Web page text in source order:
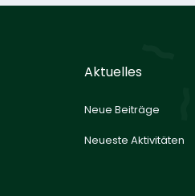
Aktuelles
Neue Beiträge
Neueste Aktivitäten